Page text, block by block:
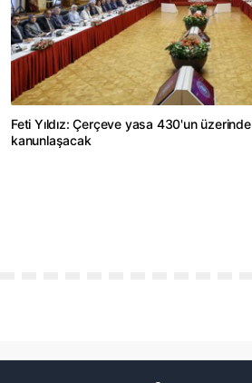
Feti Yıldız: Çerçeve yasa 430'un
kanunlaşacak